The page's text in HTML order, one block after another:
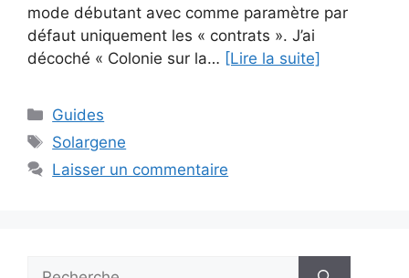
mode débutant avec comme paramètre par
défaut uniquement les « contrats ». J’ai
décoché « Colonie sur la… [Lire la suite]
Catégories
Guides
Étiquettes
Solargene
Laisser un commentaire